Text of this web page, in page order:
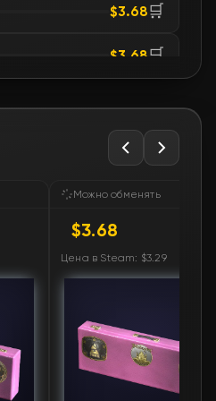
$3.68🛒
$3.68🛒
$3.70 🛒
$3.70
$3.70
$3.70🛒
$3.70🛒
Можно обменять
$3.68
Цена в Steam: $3.29